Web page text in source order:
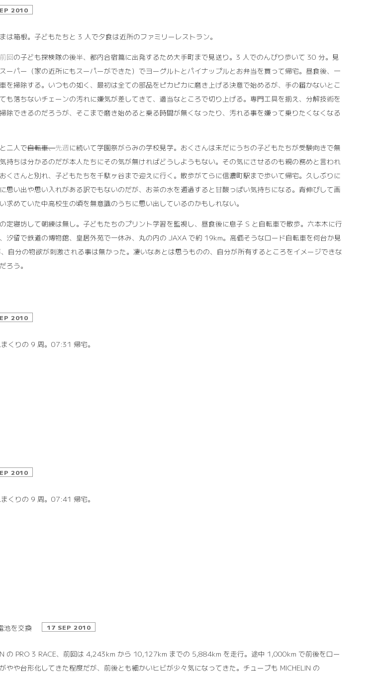
2010
箱根。子どもたちと 3 人で夕食は近所のファミリーレストラン。
前回の子ども探検隊の後半、都内合宿篇に出発するため大手町まで見送り。3 人でのんびり歩いて 30 分。見
ーパー（家の近所にもスーパーができた）でヨーグルトとパイナップルとお弁当を買って帰宅。昼食後、一
を掃除する。いつもの如く、最初は全ての部品をピカピカに磨き上げる決意で始めるが、手の届かないとこ
も落ちないチェーンの汚れに嫌気が差してきて、適当なところで切り上げる。専門工具を揃え、分解技術を
除できるのだろうが、そこまで磨き始めると乗る時間が無くなったり、汚れる事を嫌って乗りたくなくなる
二人で自転車、先週に続いて学園祭がらみの学校見学。おくさんは未だにうちの子どもたちが受験向きで無
持ちは分かるのだが本人たちにその気が無ければどうしようもない。その気にさせるのも親の務めと言われ
くさんと別れ、子どもたちを千駄ヶ谷まで迎えに行く。散歩がてらに信濃町駅まで歩いて帰宅。久しぶりに
思い出や思い入れがある訳でもないのだが、お茶の水を通過すると甘酸っぱい気持ちになる。背伸びして画
求めていた中高校生の頃を無意識のうちに思い出しているのかもしれない。
寝坊して朝練は無し。子どもたちのプリント学習を監視し、昼食後に息子 S と自転車で散歩。六本木に行
汐留で鉄道の博物館、皇居外苑で一休み、丸の内の JAXA で約 19km。高価そうなロード自転車を何台か見
自分の物欲が刺激される事は無かった。凄いなあとは思うものの、自分が所有するところをイメージできな
ろう。
2010
くりの 9 周。07:31 帰宅。
2010
くりの 9 周。07:41 帰宅。
池を交換 17 SEP 2010
の PRO 3 RACE、前回は 4,243km から 10,127km までの 5,884km を走行。途中 1,000km で前後をロー
やや台形化してきた程度だが、前後とも細かいヒビが少々気になってきた。チューブも MICHELIN の